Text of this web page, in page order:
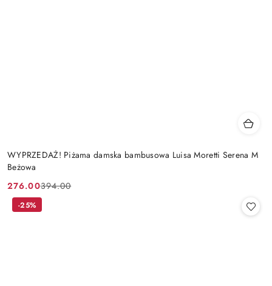
WYPRZEDAŻ! Piżama damska bambusowa Luisa Moretti Serena M
Beżowa
Cena
promocyjna:
276.00
Cena
przed
394.00
-25%